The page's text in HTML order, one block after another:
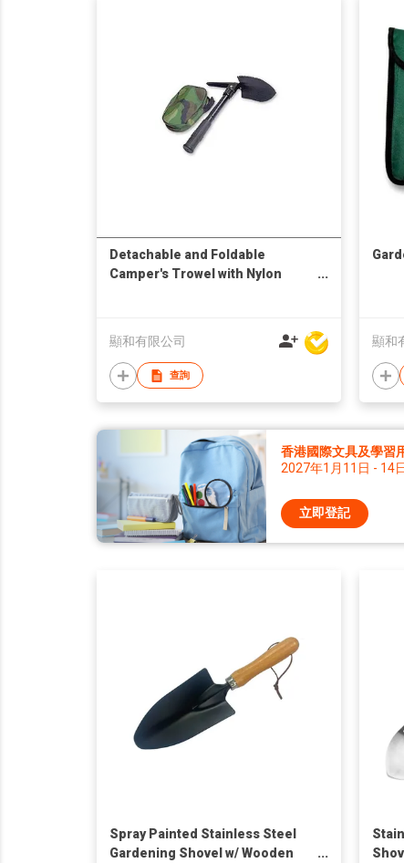
Detachable and Foldable
Camper's Trowel with Nylon
顯和有限公司
查詢
顯和
香港國際文具及學習
2027年1月11日 - 14
立即登記
Spray Painted Stainless Steel
Gardening Shovel w/ Wooden